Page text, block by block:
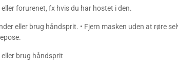
forurenet, fx hvis du har hostet i den.
eller brug håndsprit. • Fjern masken uden at røre
brug håndsprit